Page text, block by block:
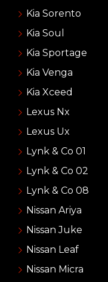
Kia Sorento
Kia Soul
Kia Sportage
Kia Venga
Kia Xceed
Lexus Nx
Lexus Ux
Lynk & Co 01
Lynk & Co 02
Lynk & Co 08
Nissan Ariya
Nissan Juke
Nissan Leaf
Nissan Micra